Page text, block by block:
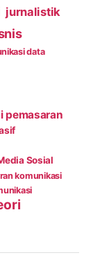
jurnalistik
data
pemasaran
Sosial
komunikasi